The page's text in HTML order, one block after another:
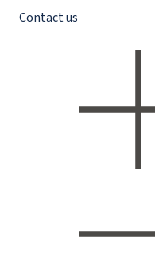
Contact us